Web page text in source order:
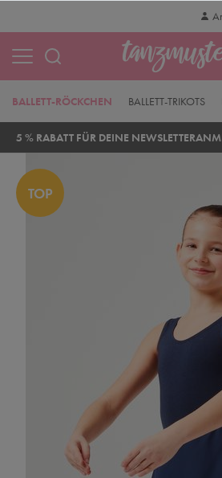
BALLETT-RÖCKCHEN BALLETT-TRIKOTS
5 % RABATT FÜR DEINE
TOP